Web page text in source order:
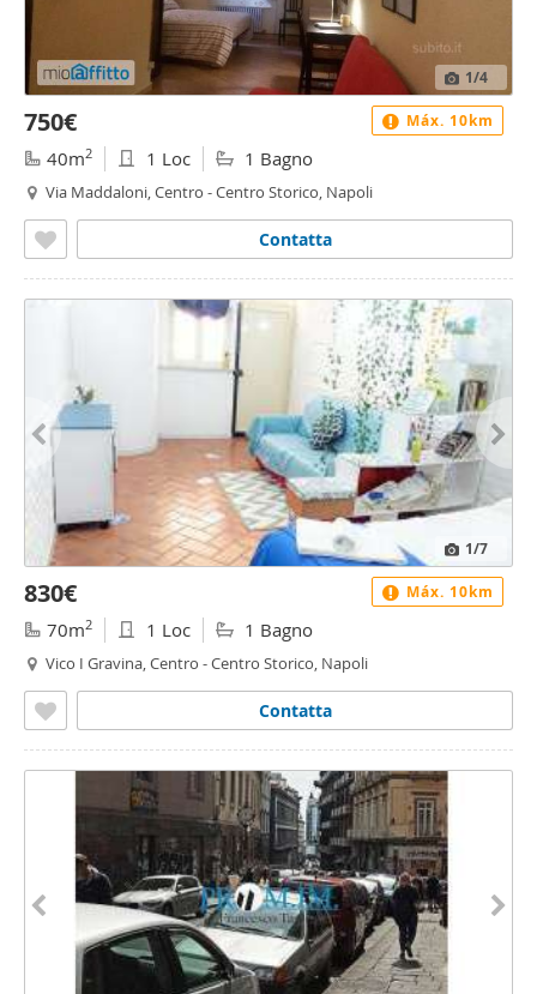
1/4
750€
40m2 1 Loc 1 Bagno
Via Maddaloni, Centro - Centro Storico, Napoli
Contatta
Máx. 10km
1/7
830€
70m2 1 Loc 1 Bagno
Vico I Gravina, Centro - Centro Storico, Napoli
Contatta
Máx. 10km